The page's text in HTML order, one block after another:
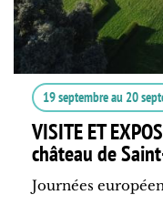
19 septembreau 20
VISITE ET
château de
Journées